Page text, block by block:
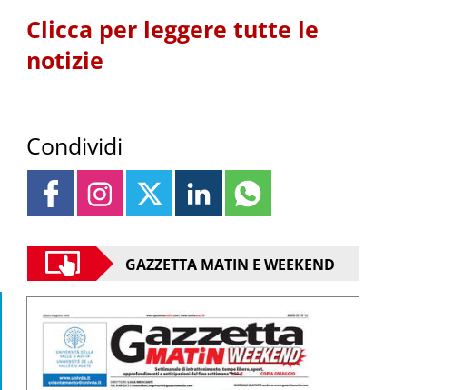
Clicca per leggere tutte le
notizie
Condividi
GAZZETTA MATIN E WEEKEND